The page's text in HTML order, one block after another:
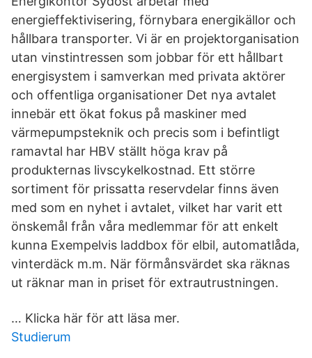
energieffektivisering, förnybara energikällor och
hållbara transporter. Vi är en projektorganisation
utan vinstintressen som jobbar för ett hållbart
energisystem i samverkan med privata aktörer
och offentliga organisationer Det nya avtalet
innebär ett ökat fokus på maskiner med
värmepumpsteknik och precis som i befintligt
ramavtal har HBV ställt höga krav på
produkternas livscykelkostnad. Ett större
sortiment för prissatta reservdelar finns även
med som en nyhet i avtalet, vilket har varit ett
önskemål från våra medlemmar för att enkelt
kunna Exempelvis laddbox för elbil, automatlåda,
vinterdäck m.m. När förmånsvärdet ska räknas
ut räknar man in priset för extrautrustningen.
… Klicka här för att läsa mer.
Studierum